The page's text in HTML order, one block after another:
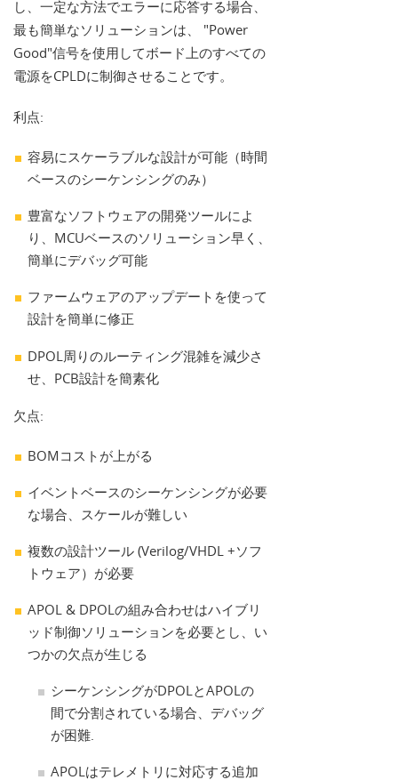
し、一定な方法でエラーに応答する場合、
最も簡単なソリューションは、 "Power
Good"信号を使用してボード上のすべての
電源をCPLDに制御させることです。
利点:
容易にスケーラブルな設計が可能（時間
ベースのシーケンシングのみ）
豊富なソフトウェアの開発ツールによ
り、MCUベースのソリューション早く、
簡単にデバッグ可能
ファームウェアのアップデートを使って
設計を簡単に修正
DPOL周りのルーティング混雑を減少さ
せ、PCB設計を簡素化
欠点:
BOMコストが上がる
イベントベースのシーケンシングが必要
な場合、スケールが難しい
複数の設計ツール (Verilog/VHDL +ソフ
トウェア）が必要
APOL & DPOLの組み合わせはハイブリ
ッド制御ソリューションを必要とし、い
つかの欠点が生じる
シーケンシングがDPOLとAPOLの
間で分割されている場合、デバッグ
が困難.
APOLはテレメトリに対応する追加